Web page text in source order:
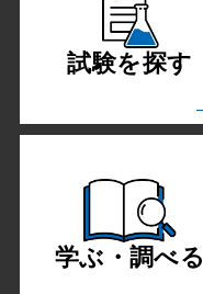
試験を探す
学ぶ・調べる